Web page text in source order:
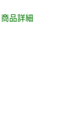
品詳細